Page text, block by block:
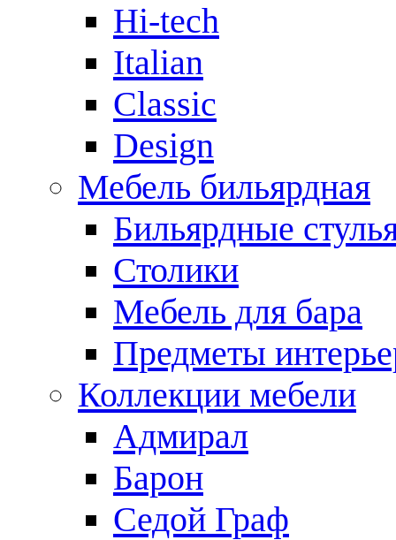
Hi-tech
Italian
Сlassic
Design
Мебель бильярдная
Бильярдные
Столики
Мебель для бара
Предметы
Коллекции мебели
Адмирал
Барон
Седой Граф